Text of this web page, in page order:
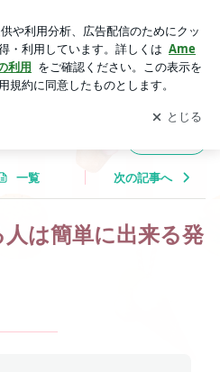
グの更新通知
を受け取りまし
開く
一覧 次の記事へ
は簡単に出来る発